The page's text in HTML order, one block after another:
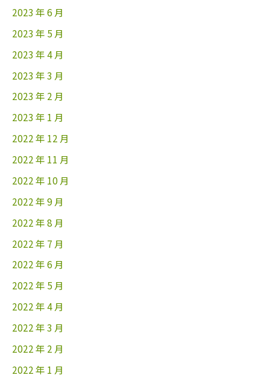
2023 年 6 月
2023 年 5 月
2023 年 4 月
2023 年 3 月
2023 年 2 月
2023 年 1 月
2022 年 12 月
2022 年 11 月
2022 年 10 月
2022 年 9 月
2022 年 8 月
2022 年 7 月
2022 年 6 月
2022 年 5 月
2022 年 4 月
2022 年 3 月
2022 年 2 月
2022 年 1 月